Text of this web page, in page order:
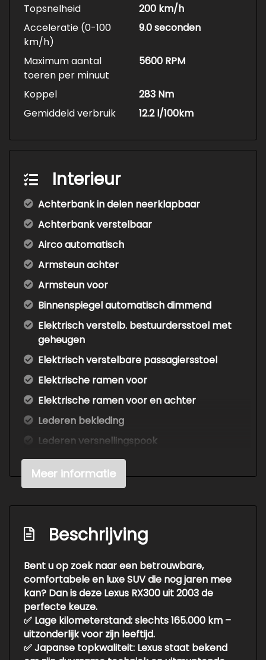
Topsnelheid
200 km/h
Acceleratie (0-100
km/h)
9.0 seconden
Maximum aantal
toeren per minuut
5600 RPM
Koppel
283 Nm
Gemiddeld verbruik
12.2 l/100km
Interieur
Achterbank in delen neerklapbaar
Achterbank verstelbaar
Airco automatisch
Armsteun achter
Armsteun voor
Binnenspiegel automatisch dimmend
Elektrisch verstelb. bestuurdersstoel met
geheugen
Elektrisch verstelbare passagiersstoel
Elektrische ramen voor
Elektrische ramen voor en achter
Lederen bekleding
Lederen versnellingspook
Stuur leder
Stuur met houtinleg
geheugen
Exterieur
Buitenspiegel(s) automatisch dimmend
Buitenspiegels elektr. met geheugen
Buitenspiegels elektrisch inklapbaar
Meer informatie
Beschrijving
Bent u op zoek naar een betrouwbare,
comfortabele en luxe SUVdie nog jaren mee
kan? Dan is deze Lexus RX300uit 2003 de
perfecte keuze.
✅ Lage kilometerstand:slechts 165.000 km –
uitzonderlijk voor zijn leeftijd.
✅Japanse topkwaliteit: Lexus staat bekend